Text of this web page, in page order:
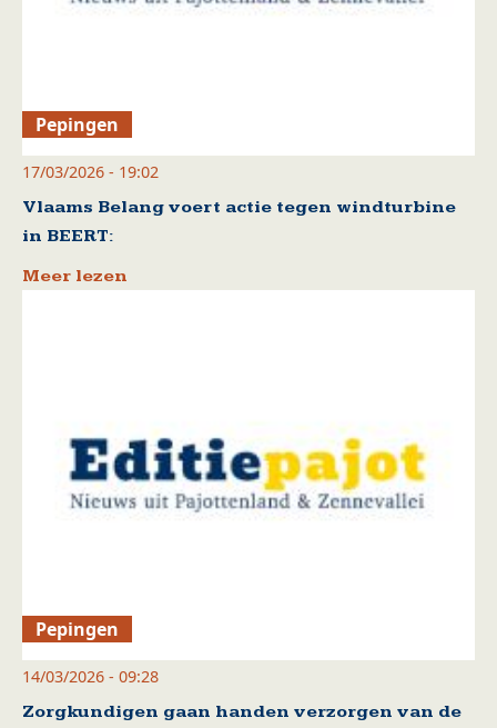
Pepingen
17/03/2026 - 19:02
Vlaams Belang voert actie tegen windturbine
in BEERT:
Meer lezen
Pepingen
14/03/2026 - 09:28
Zorgkundigen gaan handen verzorgen van de